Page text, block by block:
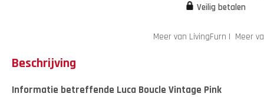
Veilig betalen
Meer van LivingFurn | Meer
Beschrijving
Informatie betreffende Luca Boucle Vintage Pink